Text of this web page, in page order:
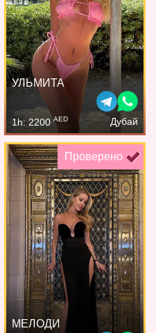
УЛЬМИТА
1h: 2200AED Дубай
Проверено
МЕЛОДИ